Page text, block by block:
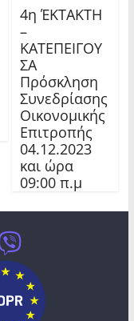
4η ΈΚΤΑΚΤΗ
–
ΚΑΤΕΠΕΙΓΟΥ
ΣΑ
Πρόσκληση
Συνεδρίασης
Οικονομικής
Επιτροπής
04.12.2023
και ώρα
09:00 π.μ